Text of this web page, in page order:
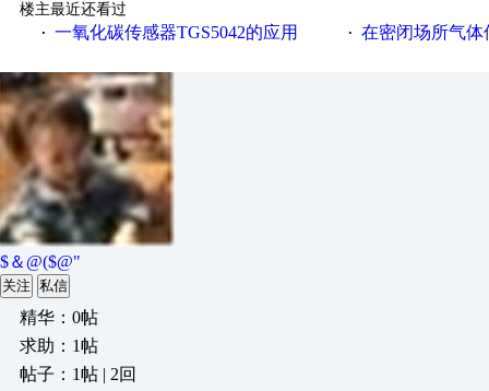
楼主最近还看过
· 一氧化碳传感器TGS5042的应用 · 在密闭场所气体传
$＆@($@"
关注 私信
精华：0帖
求助：1帖
帖子：1帖 | 2回